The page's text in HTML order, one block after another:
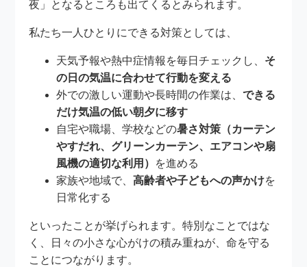
夜」となるところも出てくるとみられます。
私たち一人ひとりにできる対策としては、
天気予報や熱中症情報を毎日チェックし、 そ
の日の気温に合わせて行動を変える
外での激しい運動や長時間の作業は、できる
だけ気温の低い朝夕に移す
自宅や職場、学校などの暑さ対策（カーテン
やすだれ、グリーンカーテン、エアコンや扇
風機の適切な利用） を進める
家族や地域で、高齢者や子どもへの声かけを
日常化する
といったことが挙げられます。特別なことではな
く、日々の小さな心がけの積み重ねが、命を守る
ことにつながります。